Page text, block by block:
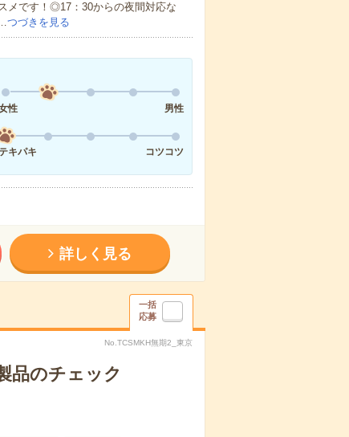
メです！◎17：30からの夜間対応な
つづきを見る
性
男性
キパキ
コツコツ
詳しく見る
一括
応募
No.TCSMKH無期2_東京
品のチェック